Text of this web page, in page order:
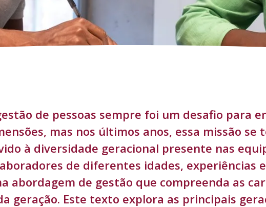
de pessoas sempre foi um desafio para
mas nos últimos anos, essa missão se
à diversidade geracional presente nas
de diferentes idades, experiências
abordagem de gestão que compreenda as
geração. Este texto explora as principais